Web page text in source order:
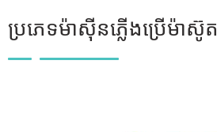
ប្រភេទម៉ាស៊ីនភ្លើងប្រើម៉ាស៊ូត